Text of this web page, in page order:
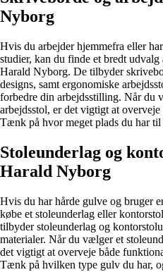
Nyborg
Hvis du arbejder hjemmefra eller
studier, kan du finde et bredt
Harald Nyborg. De tilbyder
designs, samt ergonomiske
forbedre din arbejdsstilling. Når du
arbejdsstol, er det vigtigt at
Tænk på hvor meget plads du har
Stoleunderlag og
Harald Nyborg
Hvis du har hårde gulve og bruger
købe et stoleunderlag eller
tilbyder stoleunderlag og
materialer. Når du vælger et
det vigtigt at overveje både
Tænk på hvilken type gulv du har,